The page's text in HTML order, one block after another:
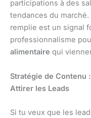
participations à des
tendances du
remplie est un signal
professionnalisme
alimentaire qui
Stratégie de Contenu
Attirer les Leads
Si tu veux que les